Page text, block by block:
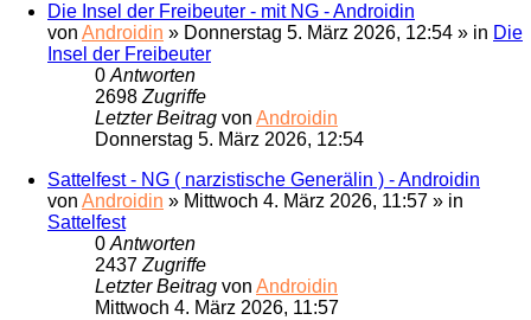
Die Insel der Freibeuter - mit NG - Androidin
von Androidin » Donnerstag 5. März 2026, 12:54 » in Die
Insel der Freibeuter
0Antworten
2698Zugriffe
Letzter Beitrag von Androidin
Donnerstag 5. März 2026, 12:54
Sattelfest - NG ( narzistische Generälin ) - Androidin
von Androidin » Mittwoch 4. März 2026, 11:57 » in
Sattelfest
0Antworten
2437Zugriffe
Letzter Beitrag von Androidin
Mittwoch 4. März 2026, 11:57